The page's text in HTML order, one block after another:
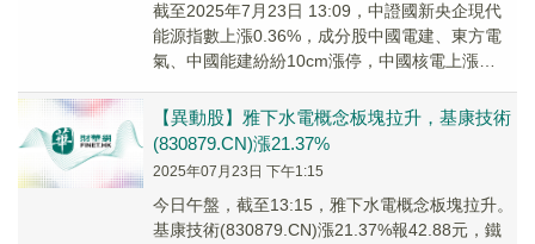
截至2025年7月23日 13:09，中證國新央企現代
能源指數上漲0.36%，成分股中國電建、東方電
氣、中國能建紛紛10cm漲停，中國核電上漲
【異動股】雅下水電概念板塊拉升，基康技術
(830879.CN)漲21.37%
2025年07月23日 下午1:15
今日午盤，截至13:15，雅下水電概念板塊拉升。
基康技術(830879.CN)漲21.37%報42.88元，鐵